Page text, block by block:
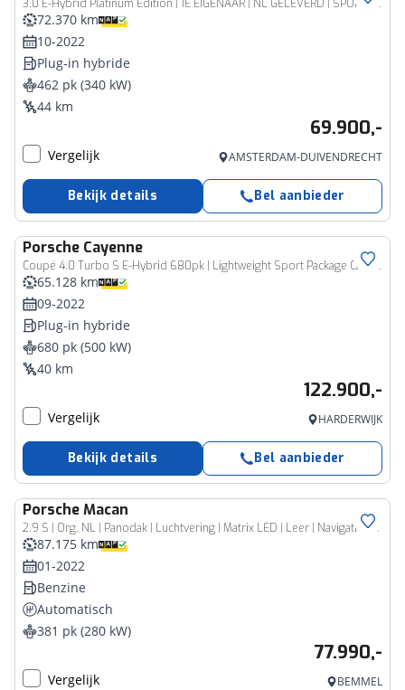
3.0 E-Hybrid Platinum Edition | 1E EIGENAAR | NL GELEVERD | SPORTCHRONO | PASM LUCHTVERING | STOELMASSAGE | STOELVENTILATIE | TV SCHERMEN ACHTER | SPORTEINDPIJPEN ACHTER | PANORAMA/SCHUIF-KANTELDAK | BOSE | PORSCHE INNODRIVE | ADAPTIVE CRUISECONTROL | 21 INCH |
72.370 km
10-2022
Plug-in hybride
462 pk (340 kW)
44 km
69.900,-
Vergelijk AMSTERDAM-DUIVENDRECHT
Bekijk details Bel aanbieder
Porsche Cayenne
Coupé 4.0 Turbo S E-Hybrid 680pk | Lightweight Sport Package Carbon | Achterasbesturing | Head-up Display | SoH 85%
65.128 km
09-2022
Plug-in hybride
680 pk (500 kW)
40 km
122.900,-
Vergelijk HARDERWIJK
Bekijk details Bel aanbieder
PorscheMacan
2.9 S | Org. NL | Panodak | Luchtvering | Matrix LED | Leer | Navigatie | 20 inch | Adaptive Cruise Control
87.175 km
01-2022
Benzine
Automatisch
381 pk (280 kW)
77.990,-
Vergelijk BEMMEL